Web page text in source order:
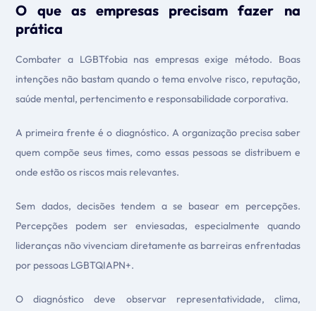
O que as empresas precisam fazer na
prática
Combater a LGBTfobia nas empresas exige método. Boas
intenções não bastam quando o tema envolve risco, reputação,
saúde mental, pertencimento e responsabilidade corporativa.
A primeira frente é o diagnóstico. A organização precisa saber
quem compõe seus times, como essas pessoas se distribuem e
onde estão os riscos mais relevantes.
Sem dados, decisões tendem a se basear em percepções.
Percepções podem ser enviesadas, especialmente quando
lideranças não vivenciam diretamente as barreiras enfrentadas
por pessoas LGBTQIAPN+.
O diagnóstico deve observar representatividade, clima,